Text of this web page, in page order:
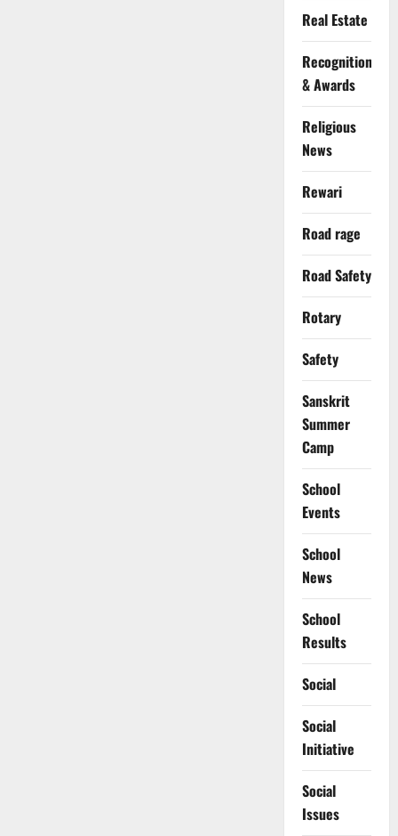
Real Estate
Recognition
& Awards
Religious
News
Rewari
Road rage
Road Safety
Rotary
Safety
Sanskrit
Summer
Camp
School
Events
School
News
School
Results
Social
Social
Initiative
Social
Issues